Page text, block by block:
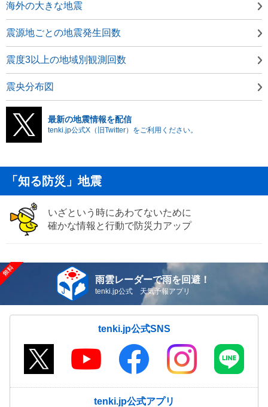
海外の大きな地震
震源地ごとの地震発生回数
震度3以上の地域別観測回数
震央分布図
最新の地震情報を配信
tenki.jp公式X（旧Twitter）をご利用ください。
「知る防災」地震
いざという時にあわてないために
確かな情報と行動で防災力アップ
雨雲レーダーで雨を回避！
tenki.jp公式 天気予報アプリ
tenki.jp公式SNS
tenki.jp公式アプリ